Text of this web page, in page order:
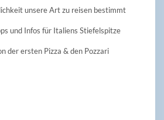
unsere Art zu reisen bestimmt
und Infos für Italiens Stiefelspitze
der ersten Pizza & den Pozzari